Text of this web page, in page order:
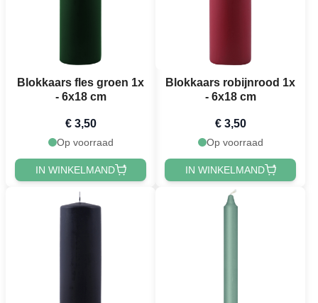
Blokkaars fles groen 1x
- 6x18 cm
€ 3,50
Op voorraad
IN WINKELMAND
Blokkaars robijnrood 1x
- 6x18 cm
€ 3,50
Op voorraad
IN WINKELMAND